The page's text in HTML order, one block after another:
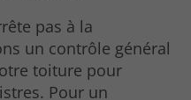
pas à la
un contrôle général
toiture pour
Pour un